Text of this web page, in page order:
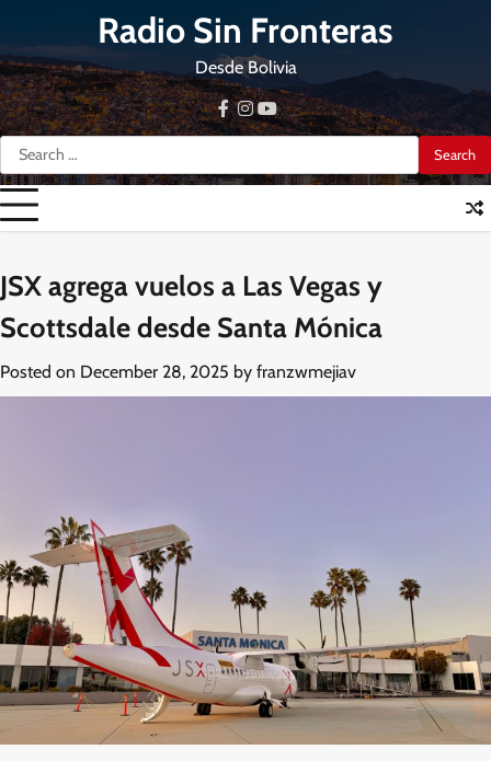
content
Radio Sin Fronteras
Desde Bolivia
Search
for:
facebook
instagram
youtube
JSX agrega vuelos a Las Vegas y
Scottsdale desde Santa Mónica
Posted on December 28, 2025 by franzwmejiav